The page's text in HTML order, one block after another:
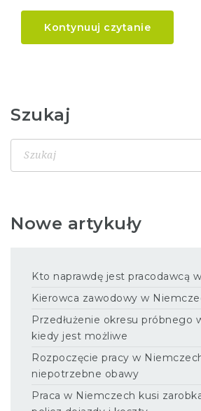
Kontynuuj czytanie
Szukaj
Nowe artykuły
Kto naprawdę jest pracodawcą
Kierowca zawodowy w
Przedłużenie okresu próbnego
kiedy jest możliwe
Rozpoczęcie pracy w
niepotrzebne obawy
Praca w Niemczech kusi